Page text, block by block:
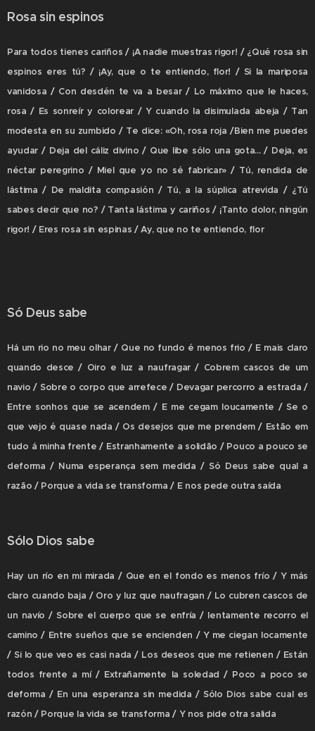
Rosa sin espinos
Para todos tienes cariños / ¡A nadie muestras rigor! / ¿Qué rosa sin
espinos eres tú? / ¡Ay, que o te entiendo, flor! / Si la mariposa
vanidosa / Con desdén te va a besar / Lo máximo que le haces,
rosa / Es sonreír y colorear / Y cuando la disimulada abeja / Tan
modesta en su zumbido / Te dice: «Oh, rosa roja /Bien me puedes
ayudar / Deja del cáliz divino / Que libe sólo una gota... / Deja, es
néctar peregrino / Miel que yo no sé fabricar» / Tú, rendida de
lástima / De maldita compasión / Tú, a la súplica atrevida / ¿Tú
sabes decir que no? / Tanta lástima y cariños / ¡Tanto dolor, ningún
rigor! / Eres rosa sin espinas / Ay, que no te entiendo, flor
Só Deus sabe
Há um rio no meu olhar / Que no fundo é menos frio / E mais claro
quando desce / Oiro e luz a naufragar / Cobrem cascos de um
navio / Sobre o corpo que arrefece / Devagar percorro a estrada /
Entre sonhos que se acendem / E me cegam loucamente / Se o
que vejo é quase nada / Os desejos que me prendem / Estão em
tudo á minha frente / Estranhamente a solidão / Pouco a pouco se
deforma / Numa esperança sem medida / Só Deus sabe qual a
razão / Porque a vida se transforma / E nos pede outra saída
Sólo Dios sabe
Hay un río en mi mirada / Que en el fondo es menos frío / Y más
claro cuando baja / Oro y luz que naufragan / Lo cubren cascos de
un navío / Sobre el cuerpo que se enfría / lentamente recorro el
camino / Entre sueños que se encienden / Y me ciegan locamente
/ Si lo que veo es casi nada / Los deseos que me retienen / Están
todos frente a mí / Extrañamente la soledad / Poco a poco se
deforma / En una esperanza sin medida / Sólo Dios sabe cual es
razón / Porque la vida se transforma / Y nos pide otra salida